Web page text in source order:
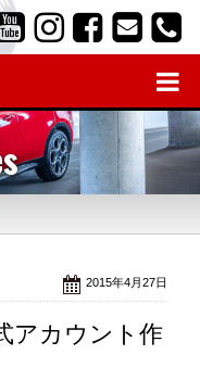
2015年4月27日
アカウント作